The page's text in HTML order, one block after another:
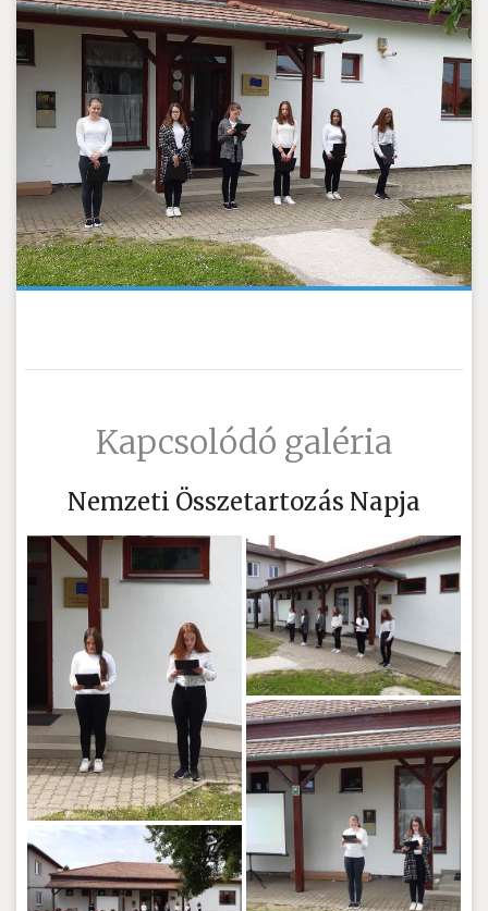
Kapcsolódó galéria
Nemzeti Összetartozás Napja